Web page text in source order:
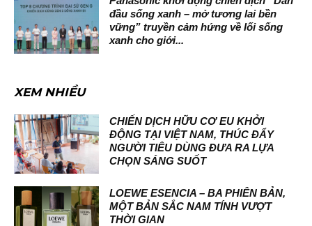
đầu sống xanh – mở tương lai bền
vững” truyền cảm hứng về lối sống
xanh cho giới...
XEM NHIỀU
CHIẾN DỊCH HỮU CƠ EU KHỞI
ĐỘNG TẠI VIỆT NAM, THÚC ĐẨY
NGƯỜI TIÊU DÙNG ĐƯA RA LỰA
CHỌN SÁNG SUỐT
LOEWE ESENCIA – BA PHIÊN BẢN,
MỘT BẢN SẮC NAM TÍNH VƯỢT
THỜI GIAN